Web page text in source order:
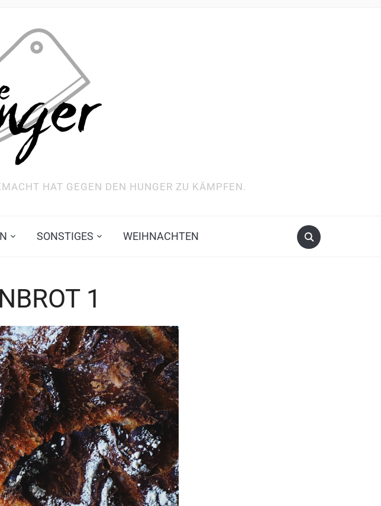
HAT GEGEN DEN HUNGER ZU KÄMPFEN.
SONSTIGES WEIHNACHTEN
1